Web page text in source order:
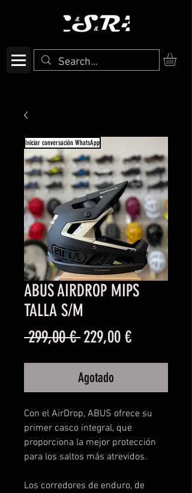
ABUS AIRDROP MIPS
TALLA S/M
299,00 € Precio
229,00 €Precio
de
Agotado
Con el AirDrop, ABUS ofrece su
primer casco integral, que
proporciona la mejor protección
para los saltos más atrevidos.
Los corredores de enduro, de
Iniciar conversación WhatsApp